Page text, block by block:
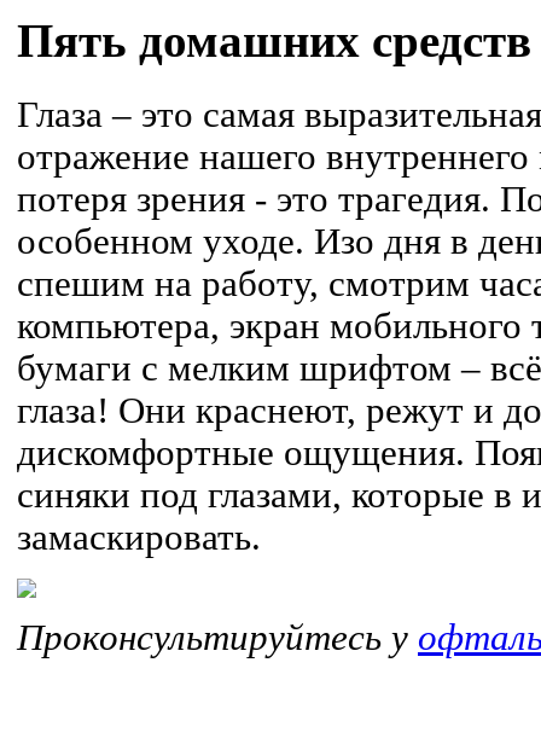
Пять домашних
Глаза – это самая
отражение нашего
потеря зрения - это трагедия.
особенном уходе. Изо дня в
спешим на работу, смотрим
компьютера, экран мобильного
бумаги с мелким шрифтом –
глаза! Они краснеют, режут и
дискомфортные ощущения.
синяки под глазами, которые в
замаскировать.
Проконсультируйтесь у